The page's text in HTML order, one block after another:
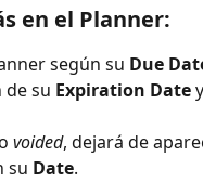
en el Planner:
según su Due
su Expiration Date
voided, dejará de
su Date.